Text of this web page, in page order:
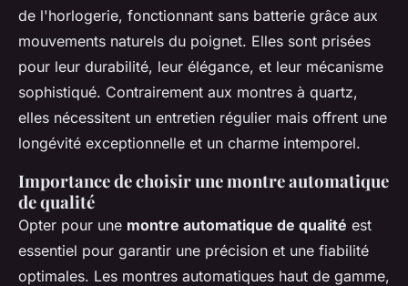
de l'horlogerie, fonctionnant sans batterie grâce aux
mouvements naturels du poignet. Elles sont prisées
pour leur durabilité, leur élégance, et leur mécanisme
sophistiqué. Contrairement aux montres à quartz,
elles nécessitent un entretien régulier mais offrent une
longévité exceptionnelle et un charme intemporel.
Importance de choisir une montre automatique
de qualité
Opter pour une montre automatique de qualité est
essentiel pour garantir une précision et une fiabilité
optimales. Les montres automatiques haut de gamme,